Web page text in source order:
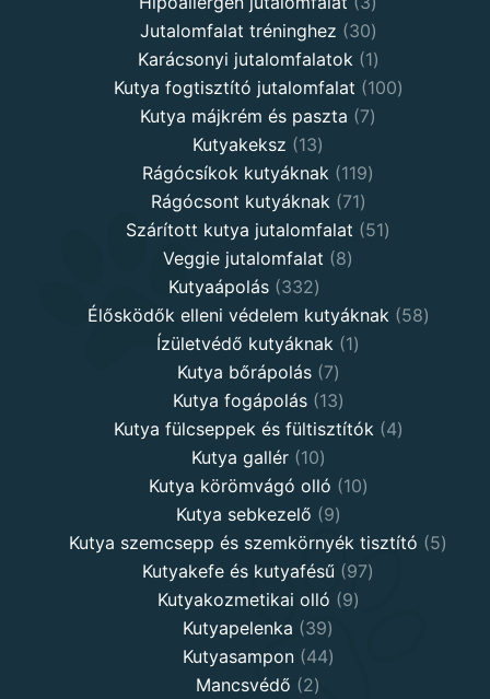
products
Jutalomfalat tréninghez 3030
products
Karácsonyi jutalomfalatok 11
product
Kutya fogtisztító jutalomfalat 100100
Kutya májkrém és paszta 77
Kutyakeksz 1313
products
Rágócsíkok kutyáknak 119119
Rágócsont kutyáknak 7171
products
Szárított kutya jutalomfalat 5151
Veggie jutalomfalat 88
Kutyaápolás 332332
products
Élősködők elleni védelem kutyáknak 5858
Ízületvédő kutyáknak 11
Kutya bőrápolás 77
products
Kutya fogápolás 1313
products
Kutya fülcseppek és fültisztítók 44
Kutya gallér 1010
products
Kutya körömvágó olló 1010
Kutya sebkezelő 99
products
Kutya szemcsepp és szemkörnyék tisztító 55
Kutyakefe és kutyafésű 9797
Kutyakozmetikai olló 99
Kutyapelenka 3939
products
Kutyasampon 4444
Mancsvédő 22